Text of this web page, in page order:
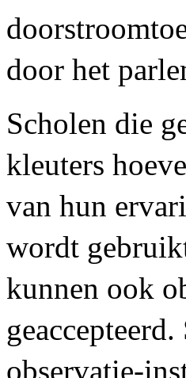
door het
Scholen die
kleuters
van hun
wordt
kunnen ook
observatie-